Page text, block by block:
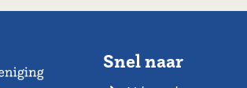
Snel naar